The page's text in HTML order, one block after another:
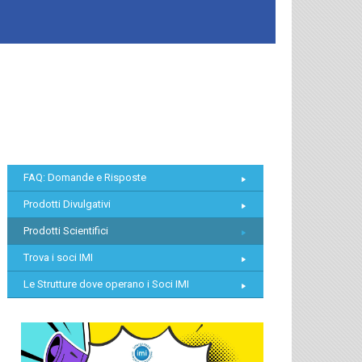
FAQ: Domande e Risposte
Prodotti Divulgativi
Prodotti Scientifici
Trova i soci IMI
Le Strutture dove operano i Soci IMI